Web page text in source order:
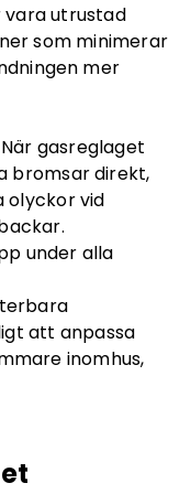
vara utrustad
som minimerar
mer
När gasreglaget
bromsar direkt,
olyckor vid
under alla
att anpassa
inomhus,